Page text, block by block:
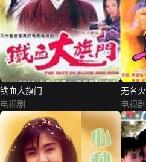
铁血大旗门
电视剧
无名火
电视剧